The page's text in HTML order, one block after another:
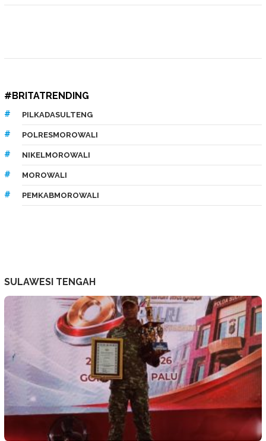
#BRITATRENDING
PILKADASULTENG
POLRESMOROWALI
NIKELMOROWALI
MOROWALI
PEMKABMOROWALI
SULAWESI TENGAH